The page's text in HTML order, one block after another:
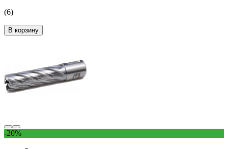
(6)
В корзину
-20%